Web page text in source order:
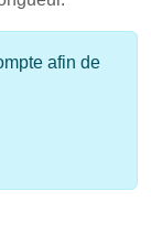
afin de